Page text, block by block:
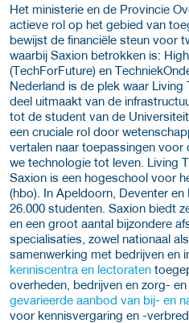
Het ministerie en de Provincie
actieve rol op het gebied van
bewijst de financiële steun voor
waarbij Saxion betrokken is:
(TechForFuture) en
Nederland is de plek waar
deel uitmaakt van de
tot de student van de
een cruciale rol door
vertalen naar toepassingen
we technologie tot leven. Living
Saxion is een hogeschool voor
(hbo). In Apeldoorn, Deventer
26.000 studenten. Saxion biedt
en een groot aantal bijzondere
specialisaties, zowel nationaal
samenwerking met bedrijven en
kenniscentra en lectoraten
overheden, bedrijven en zorg-
gevarieerde aanbod van bij- en
voor kennisvergaring en -